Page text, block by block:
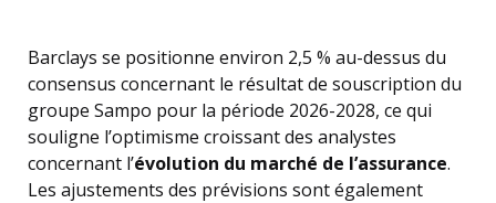
Barclays se positionne environ 2,5 % au-dessus du
consensus concernant le résultat de souscription du
groupe Sampo pour la période 2026-2028, ce qui
souligne l’optimisme croissant des analystes
concernant l’évolution du marché de l’assurance.
Les ajustements des prévisions sont également